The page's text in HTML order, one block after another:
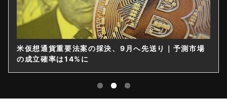
米仮想通貨重要法案の採決、9月へ先送り｜予測市場
の成立確率は14%に